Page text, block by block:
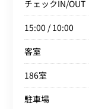
チェックIN/OUT
15:00 / 10:00
客室
186室
駐車場